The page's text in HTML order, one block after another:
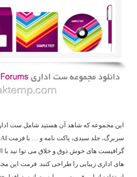
این مجموعه که شاهد آن هستید شامل ست
گرافیست های خوش ذوق و خلاق می توا نید با